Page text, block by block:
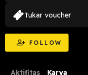
FOLLOW
Tukar voucher
Aktifitas Karya